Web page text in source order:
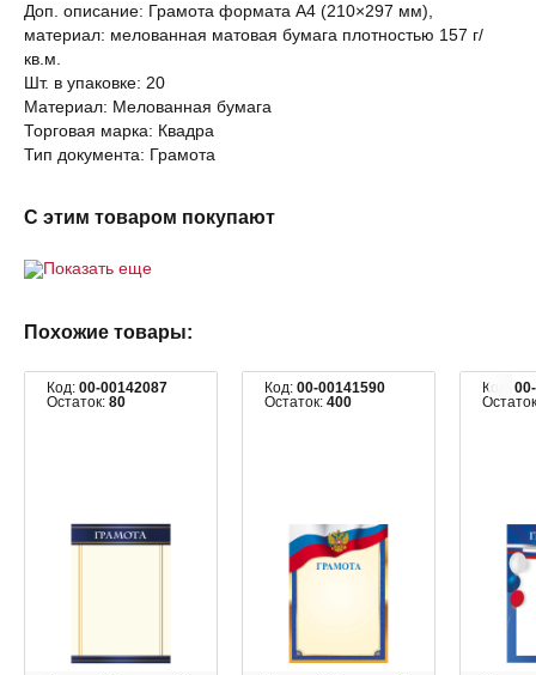
Доп. описание: Грамота формата А4 (210×297 мм),
материал: мелованная матовая бумага плотностью 157 г/
кв.м.
Шт. в упаковке: 20
Материал: Мелованная бумага
Торговая марка: Квадра
Тип документа: Грамота
С этим товаром покупают
Показать еще
Похожие товары:
Код: 00-00142087
Остаток: 80
Код: 00-00141590
Остаток: 400
Код: